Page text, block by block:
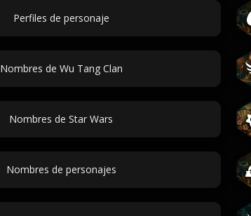
Perfiles de personaje
Nombres de Wu Tang Clan
Nombres de Star Wars
Nombres de personajes